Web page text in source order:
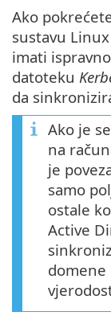
Ako pokrećete
sustavu
imati
datoteku
da
Ako je
na
je
samo
ostale
Active